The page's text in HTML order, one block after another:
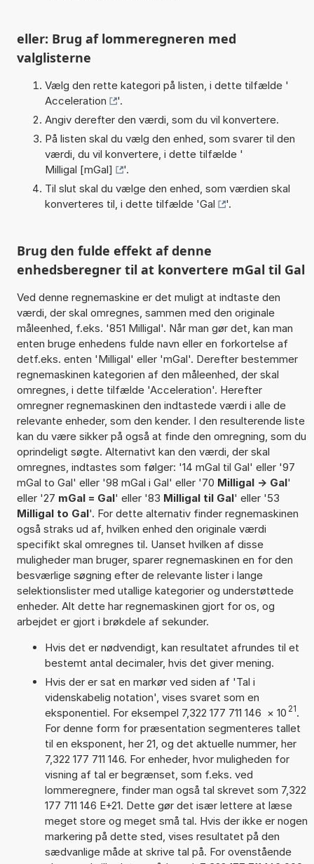
eller: Brug af lommeregneren med
valglisterne
Vælg den rette kategori på listen, i dette tilfælde '
Acceleration
'.
Angiv derefter den værdi, som du vil konvertere.
På listen skal du vælg den enhed, som svarer til den
værdi, du vil konvertere, i dette tilfælde '
Milligal [mGal]
'.
Til slut skal du vælge den enhed, som værdien skal
konverteres til, i dette tilfælde 'Gal '.
Brug den fulde effekt af denne
enhedsberegner til at konvertere mGal til Gal
Ved denne regnemaskine er det muligt at indtaste den
værdi, der skal omregnes, sammen med den originale
måleenhed, f.eks. '851 Milligal'. Når man gør det, kan man
enten bruge enhedens fulde navn eller en forkortelse af
detf.eks. enten 'Milligal' eller 'mGal'. Derefter bestemmer
regnemaskinen kategorien af den måleenhed, der skal
omregnes, i dette tilfælde 'Acceleration'. Herefter
omregner regnemaskinen den indtastede værdi i alle de
relevante enheder, som den kender. I den resulterende liste
kan du være sikker på også at finde den omregning, som du
oprindeligt søgte. Alternativt kan den værdi, der skal
omregnes, indtastes som følger: '14 mGal til Gal' eller '97
mGal to Gal' eller '98 mGal i Gal' eller '70 Milligal -> Gal'
eller '27 mGal = Gal' eller '83 Milligal til Gal' eller '53
Milligal to Gal'. For dette alternativ finder regnemaskinen
også straks ud af, hvilken enhed den originale værdi
specifikt skal omregnes til. Uanset hvilken af disse
muligheder man bruger, sparer regnemaskinen en for den
besværlige søgning efter de relevante lister i lange
selektionslister med utallige kategorier og understøttede
enheder. Alt dette har regnemaskinen gjort for os, og
arbejdet er gjort i brøkdele af sekunder.
Hvis det er nødvendigt, kan resultatet afrundes til et
bestemt antal decimaler, hvis det giver mening.
Hvis der er sat en markør ved siden af 'Tal i
videnskabelig notation', vises svaret som en
eksponentiel. For eksempel 7,322 177 711 146 × 10 21.
For denne form for præsentation segmenteres tallet
til en eksponent, her 21, og det aktuelle nummer, her
7,322 177 711 146. For enheder, hvor muligheden for
visning af tal er begrænset, som f.eks. ved
lommeregnere, finder man også tal skrevet som 7,322
177 711 146 E+21. Dette gør det især lettere at læse
meget store og meget små tal. Hvis der ikke er nogen
markering på dette sted, vises resultatet på den
sædvanlige måde at skrive tal på. For ovenstående